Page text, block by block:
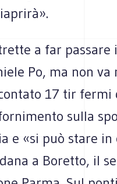
a far passare
Po, ma non va
17 tir fermi
sulla
e «si può stare in
a Boretto, il